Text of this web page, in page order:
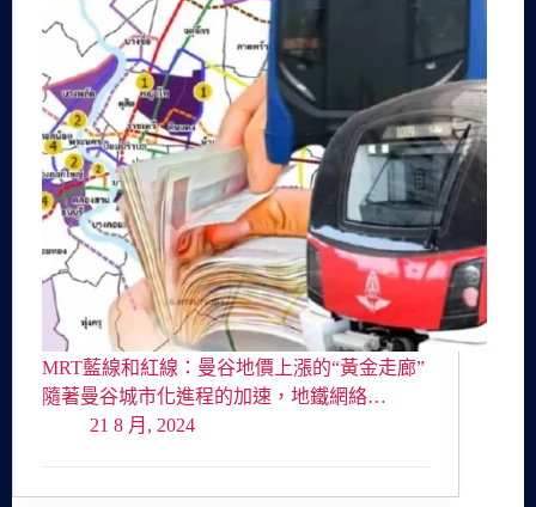
MRT藍線和紅線：曼谷地價上漲的“黃金走廊”
隨著曼谷城市化進程的加速，地鐵網絡…
21 8 月, 2024